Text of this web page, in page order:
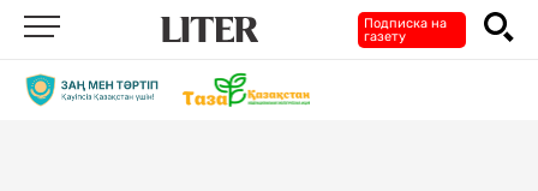
Подписка на
газету